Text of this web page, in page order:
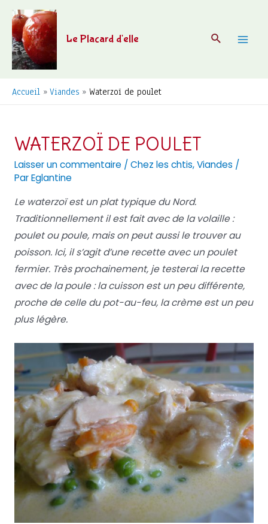
Aller
contenu
Le Placard d'elle
Accueil Viandes Waterzoï de poulet
WATERZOÏ DE POULET
Laisser un commentaire /Chez les chtis,Viandes /
ParEglantine
Le waterzoï est un plat typique du Nord.
Traditionnellement il est fait avec de la volaille :
poulet ou poule, mais on peut aussi le trouver au
poisson. Ici, il s’agit d’une recette avec un poulet
fermier. Très prochainement, je testerai la recette
avec de la poule : la cuisson est un peu différente,
proche de celle du pot-au-feu, la crème est un peu
plus légère.